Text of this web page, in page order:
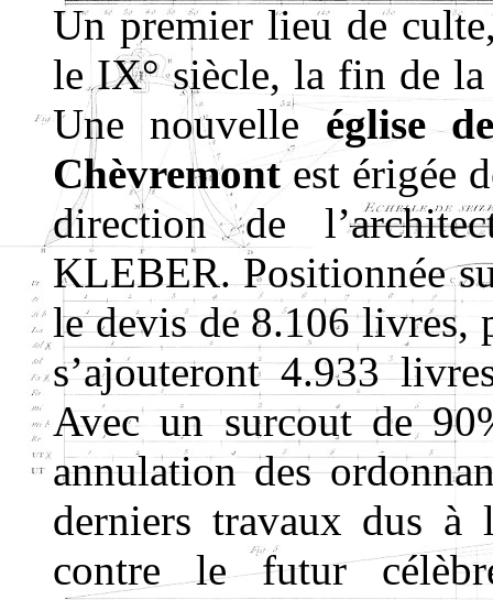
Un premier lieu de
le IX° siècle, la fin de
Une nouvelle église
Chèvremontest érigée
direction de
KLEBER. Positionnée
le devis de 8.106 livres,
s’ajouteront 4.933
Avec un surcout de
annulation des
derniers travaux dus à
contre le futur